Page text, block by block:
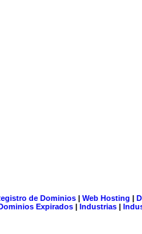
de Dominios| Web Hosting |
Expirados | Industrias |